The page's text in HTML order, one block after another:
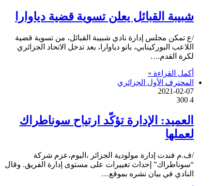
شبيبة القبائل يعلن تسوية قضية دياوارا
/ع تمكن مجلس إدارة نادي شبيبة القبائل، من تسوية قضية
اللاعب البوركينابي، بانو دياوارا، بعد تدخل الاتحاد الجزائري
لكرة القدم.…
أكمل القراءة »
المحترف الأول الجزائري
2021-02-07
4
العميد: الإدارة تؤكّد ارتياح سوناطراك
لعملها
/ف.م فندت إدارة مولودية الجزائر ،اليوم،عزم شركة
“سوناطراك” إحداث تغييرات على مستوى إدارة الفريق. وقال
النادي في بيان نشره بموقع…